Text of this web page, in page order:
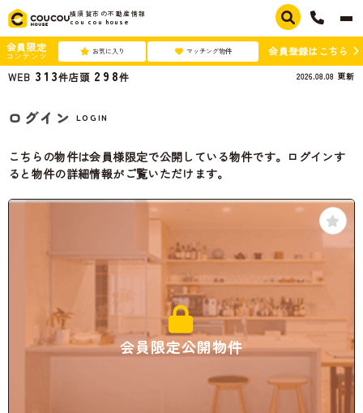
横須賀市の不動産情報
cou cou house
会員限定
コンテンツ お気に入り マッチング物件
会員登録はこちら
WEB 313件店頭 298件 2026.08.08 更新
ログイン LOGIN
こちらの物件は会員様限定で公開している物件です。ログインす
ると物件の詳細情報がご覧いただけます。
会員限定公開物件